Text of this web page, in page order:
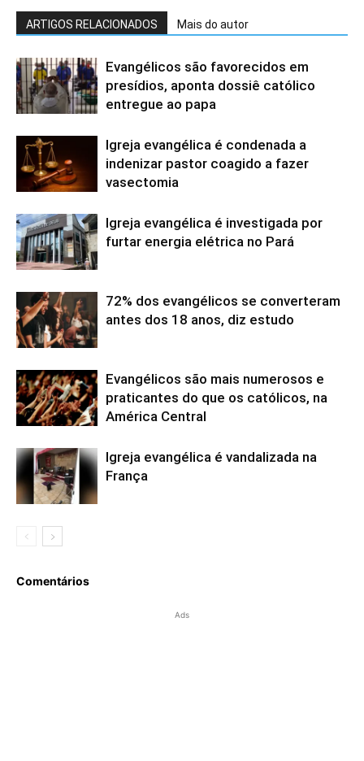
ARTIGOS RELACIONADOS Mais do autor
Evangélicos são favorecidos em
presídios, aponta dossiê católico
entregue ao papa
Igreja evangélica é condenada a
indenizar pastor coagido a fazer
vasectomia
Igreja evangélica é investigada por
furtar energia elétrica no Pará
72% dos evangélicos se converteram
antes dos 18 anos, diz estudo
Evangélicos são mais numerosos e
praticantes do que os católicos, na
América Central
Igreja evangélica é vandalizada na
França
Comentários
Ads